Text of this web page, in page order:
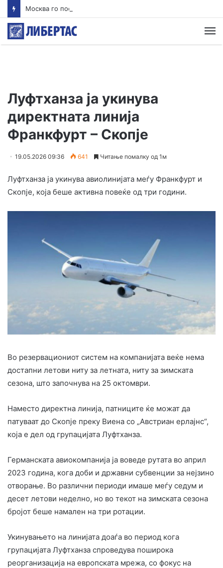
Москва го пофали Радев
Луфтханза ја укинува
директната линија
Франкфурт – Скопје
19.05.2026 09:36 641 Читање помалку од 1м
Луфтханза ја укинува авиолинијата меѓу Франкфурт и
Скопје, која беше активна повеќе од три години.
Во резервациониот систем на компанијата веќе нема
достапни летови ниту за летната, ниту за зимската
сезона, што започнува на 25 октомври.
Наместо директна линија, патниците ќе можат да
патуваат до Скопје преку Виена со „Австриан ерлајнс“,
која е дел од групацијата Луфтханза.
Германската авиокомпанија ја воведе рутата во април
2023 година, кога доби и државни субвенции за нејзино
отворање. Во различни периоди имаше меѓу седум и
десет летови неделно, но во текот на зимската сезона
бројот беше намален на три ротации.
Укинувањето на линијата доаѓа во период кога
групацијата Луфтханза спроведува поширока
реорганизација на европската мрежа, со фокус на